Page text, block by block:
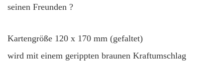
seinen Freunden ?
Kartengröße 120 x 170 mm (gefaltet)
wird mit einem gerippten braunen Kraftumschlag